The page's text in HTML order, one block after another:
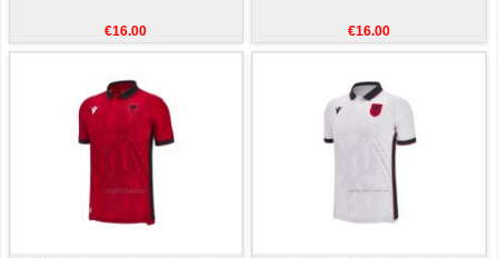
€16.00 €16.00